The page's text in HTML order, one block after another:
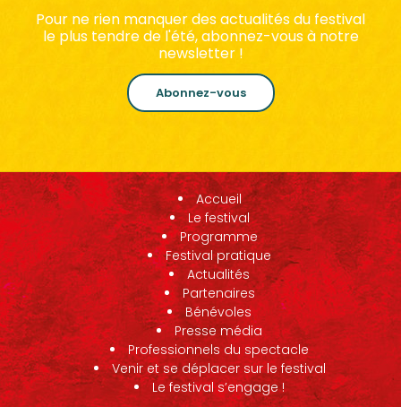
Pour ne rien manquer des actualités du festival
le plus tendre de l'été, abonnez-vous à notre
newsletter !
Abonnez-vous
Accueil
Le festival
Programme
Festival pratique
Actualités
Partenaires
Bénévoles
Presse média
Professionnels du spectacle
Venir et se déplacer sur le festival
Le festival s’engage !